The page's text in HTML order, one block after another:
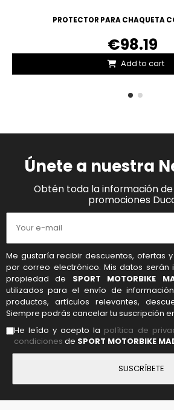
PROTECTOR PARA CHAQUETA
€98.19
Add to cart
Únete a nuestra
Obtén toda la información
promociones
Me gustaría recibir descuentos, ofertas
por correo electrónico. Mis datos serán
propiedad de SPORT MOTORBIKE
utilizados para el envío de
productos, artículos relevantes,
Siempre podrás cancelar tu suscripción
He leído y acepto la política de
condiciones de SPORT MOTORBIKE